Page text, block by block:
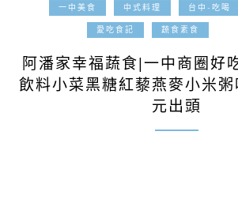
一中美食 中式料理 台中-吃喝
愛吃食記 蔬食素食
阿潘家幸福蔬食|一中商圈好
飲料小菜黑糖紅藜燕麥小米
元出頭